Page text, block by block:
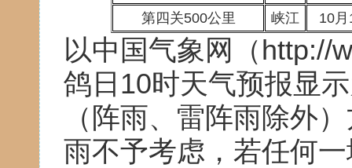
第四关500公里
峡江 10
以中国气象网（http://
鸽日10时天气预报显
（阵雨、雷阵雨除外
雨不予考虑，若任何